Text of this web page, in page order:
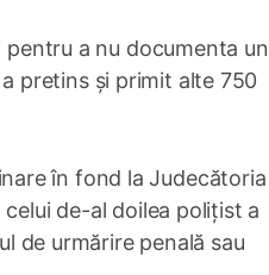
a nu documenta un
pretins și primit alte 750
în fond la Judecătoria
de-al doilea polițist a
de urmărire penală sau